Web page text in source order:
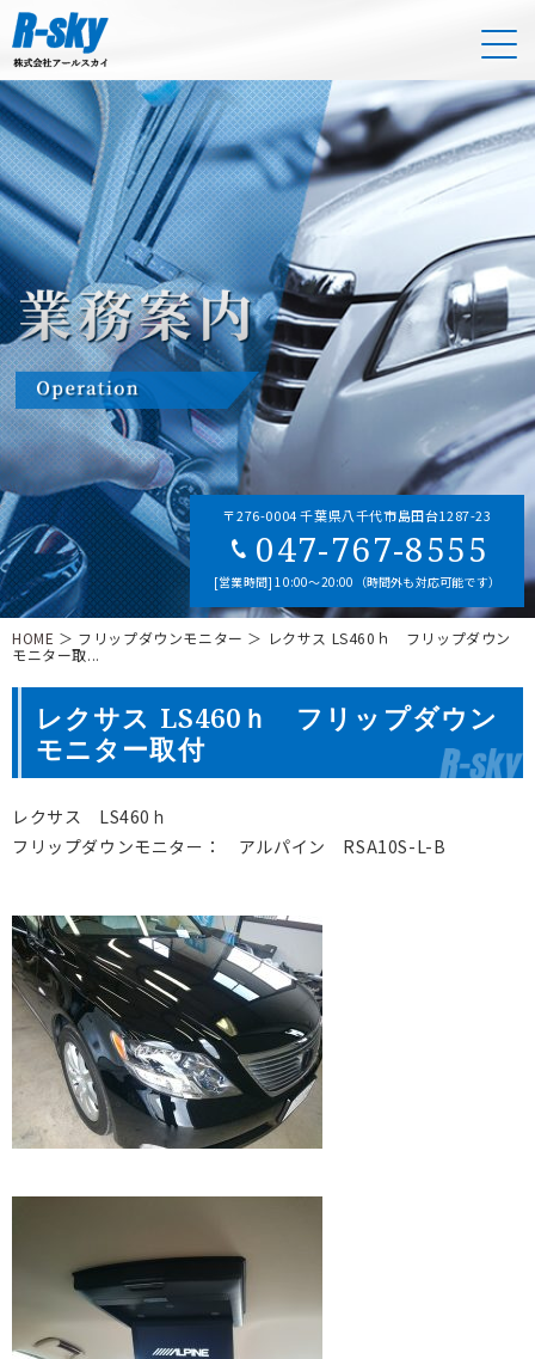
〒276-0004 千葉県八千代市島田台1287-23
047-767-8555
[営業時間] 10:00～20:00（時間外も対応可能です）
HOME ＞ フリップダウンモニター ＞ レクサス LS460ｈ フリップダウン
モニター取...
レクサス LS460ｈ フリップダウン
モニター取付
レクサス LS460ｈ
フリップダウンモニター： アルパイン RSA10S-L-B